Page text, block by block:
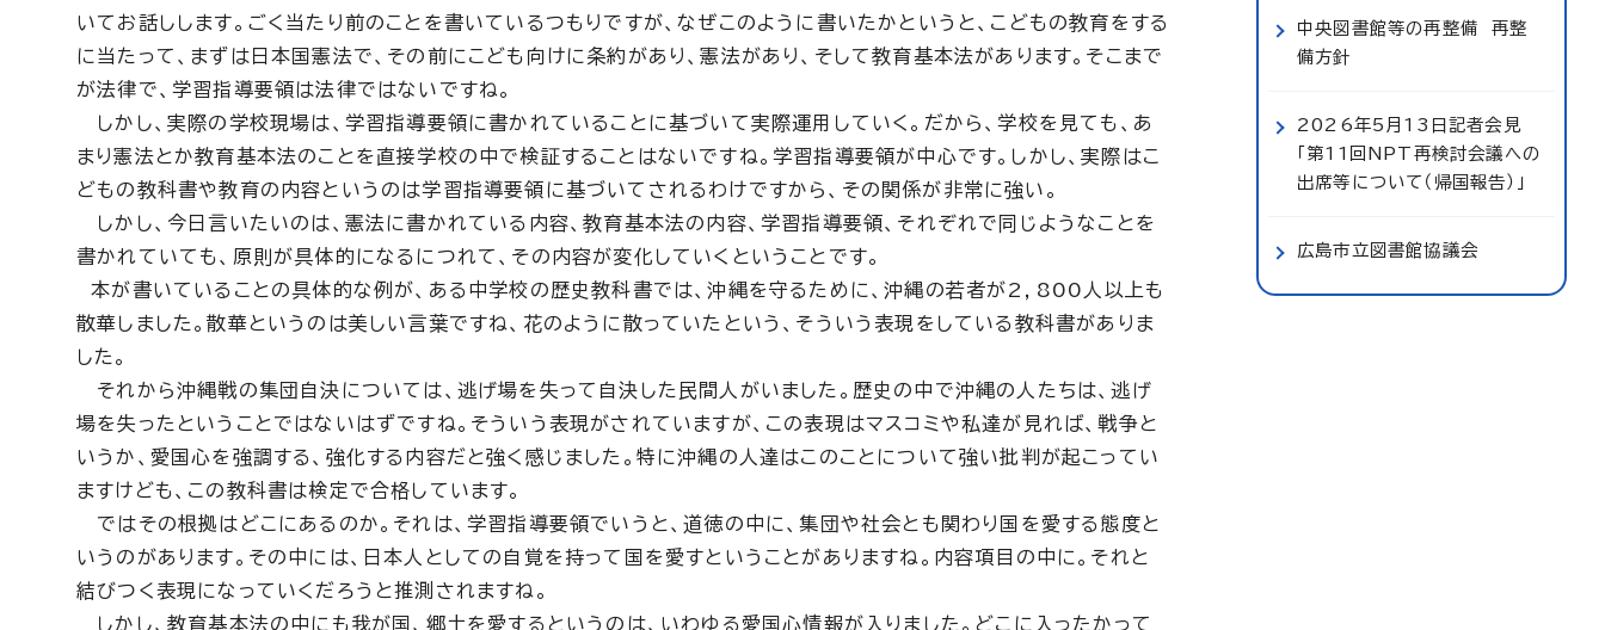
いてお話しします。ごく当たり前のことを書いているつもりですが、なぜこのように書いたかというと、こどもの教育をする
に当たって、まずは日本国憲法で、その前にこども向けに条約があり、憲法があり、そして教育基本法があります。そこまで
が法律で、学習指導要領は法律ではないですね。
しかし、実際の学校現場は、学習指導要領に書かれていることに基づいて実際運用していく。だから、学校を見ても、あ
まり憲法とか教育基本法のことを直接学校の中で検証することはないですね。学習指導要領が中心です。しかし、実際はこ
どもの教科書や教育の内容というのは学習指導要領に基づいてされるわけですから、その関係が非常に強い。
しかし、今日言いたいのは、憲法に書かれている内容、教育基本法の内容、学習指導要領、それぞれで同じようなことを
書かれていても、原則が具体的になるにつれて、その内容が変化していくということです。
本が書いていることの具体的な例が、ある中学校の歴史教科書では、沖縄を守るために、沖縄の若者が2，800人以上も
散華しました。散華というのは美しい言葉ですね、花のように散っていたという、そういう表現をしている教科書がありま
した。
それから沖縄戦の集団自決については、逃げ場を失って自決した民間人がいました。歴史の中で沖縄の人たちは、逃げ
場を失ったということではないはずですね。そういう表現がされていますが、この表現はマスコミや私達が見れば、戦争と
いうか、愛国心を強調する、強化する内容だと強く感じました。特に沖縄の人達はこのことについて強い批判が起こってい
ますけども、この教科書は検定で合格しています。
ではその根拠はどこにあるのか。それは、学習指導要領でいうと、道徳の中に、集団や社会とも関わり国を愛する態度と
いうのがあります。その中には、日本人としての自覚を持って国を愛すということがありますね。内容項目の中に。それと
結びつく表現になっていくだろうと推測されますね。
しかし、教育基本法の中にも我が国、郷土を愛するというのは、いわゆる愛国心情報が入りました。どこに入ったかって
中央図書館等の再整備 再整
備方針
2026年5月13日記者会見
「第11回NPT再検討会議への
出席等について（帰国報告）」
広島市立図書館協議会